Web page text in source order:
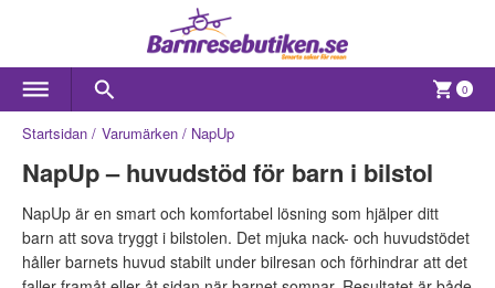
0
Startsidan Varumärken NapUp
NapUp – huvudstöd för barn i bilstol
NapUp är en smart och komfortabel lösning som hjälper ditt
barn att sova tryggt i bilstolen. Det mjuka nack- och huvudstödet
håller barnets huvud stabilt under bilresan och förhindrar att det